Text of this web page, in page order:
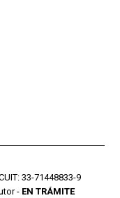
33-71448833-9
- EN TRÁMITE